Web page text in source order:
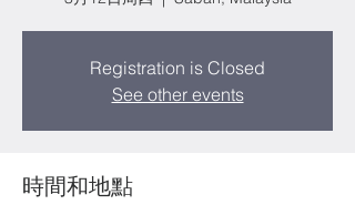
Registration is Closed
See other events
時間和地點